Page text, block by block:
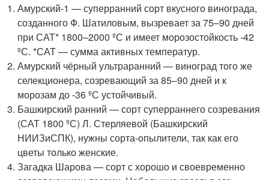
Амурский-1 — суперранний сорт вкусного винограда,
созданного Ф. Шатиловым, вызревает за 75–90 дней
при САТ* 1800–2000 ºС и имеет морозостойкость -42
ºС. *САТ — сумма активных температур.
Амурский чёрный ультраранний — виноград того же
селекционера, созревающий за 85–90 дней и к
морозам до -36 ºС устойчивый.
Башкирский ранний — сорт суперраннего созревания
(САТ 1800 ºС) Л. Стерляевой (Башкирский
НИИЗиСПК), нужны сорта-опылители, так как его
цветы только женские.
Загадка Шарова — сорт с хорошо и своевременно